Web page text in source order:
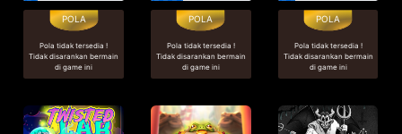
Pola tidak tersedia !
Tidak disarankan bermain
di game ini
Pola tidak tersedia !
Tidak disarankan bermain
di game ini
Pola tidak tersedia !
Tidak disarankan bermain
di game ini